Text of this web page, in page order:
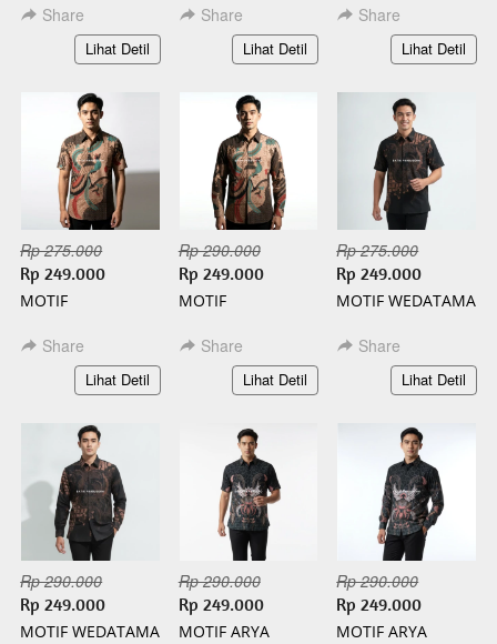
SLIMFIT
Share
`Lihat Detil
PENDEK BATIK
SLIMFIT
Share
`
Lihat Detil
PANJANG BATIK
SLIMFIT
Share
`Lihat Detil
Rp 275.000
Rp 249.000
MOTIF
PENDEK BATIK
SLIMFIT
Share
`Lihat Detil
Rp 290.000
Rp 249.000
MOTIF
PANJANG BATIK
SLIMFIT
Share
`
Lihat Detil
Rp 275.000
Rp 249.000
MOTIF WEDATAMA
SLIMFIT
Share
`Lihat Detil
Rp 290.000
Rp 249.000
MOTIF WEDATAMA
Rp 290.000
Rp 249.000
MOTIF ARYA
Rp 290.000
Rp 249.000
MOTIF ARYA